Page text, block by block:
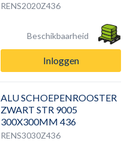
RENS2020Z436
Beschikbaarheid
Inloggen
ALU SCHOEPENROOSTER
ZWART STR 9005
300X300MM 436
RENS3030Z436